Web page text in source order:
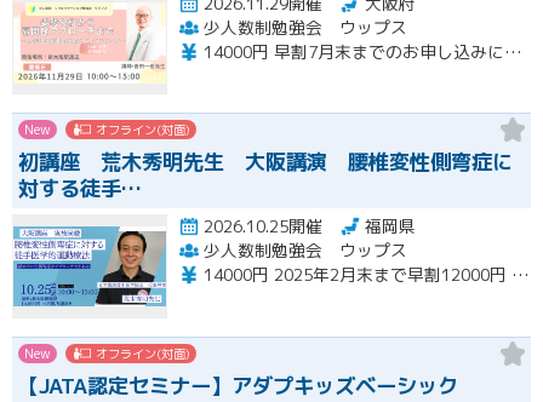
少人数制勉強会 ウップス
14000円 早割7月末までのお申し込みにて12000 さらにペア割2000円引き
New オフライン(対面)
初講座 荒木秀明先生 大阪講演 腰椎変性側弯症に
対する徒手…
2026.10.25開催
福岡県
少人数制勉強会 ウップス
14000円 2025年2月末まで早割12000円 ペア割さらに1000円引き
New オフライン(対面)
【JATA認定セミナー】アダプキッズベーシック